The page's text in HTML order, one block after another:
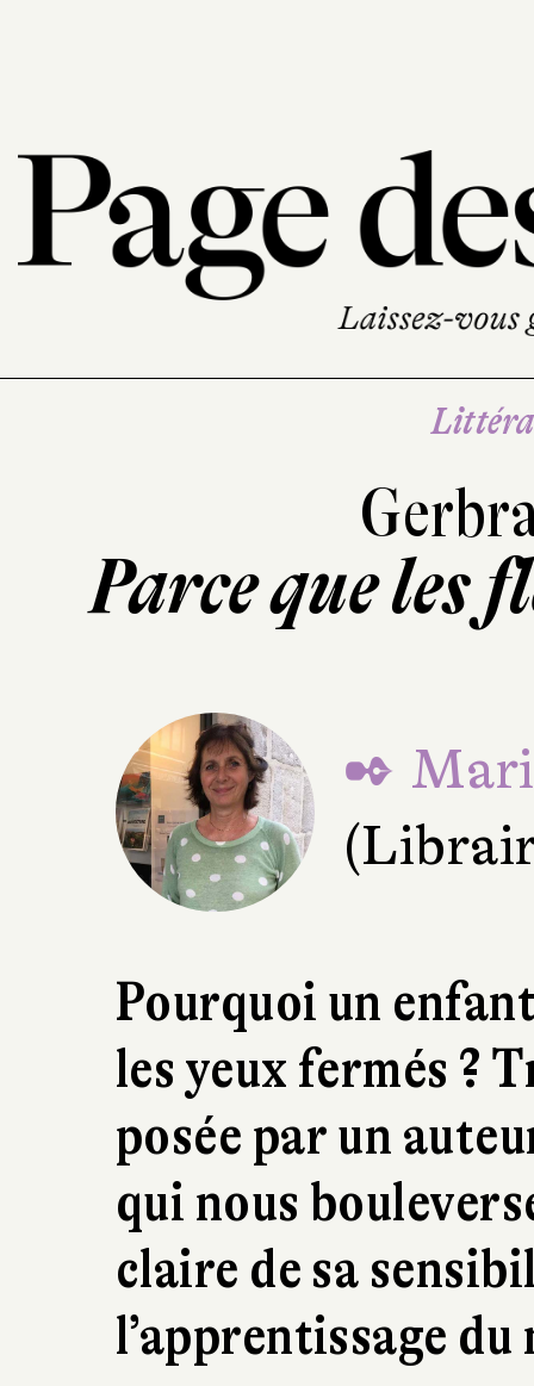
Parce que les
✒
Pourquoi un
les yeux fermés ?
posée par un
qui nous
claire de sa
l’apprentissage